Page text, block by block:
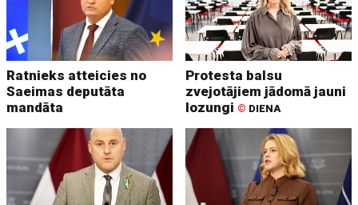
Ratnieks atteicies no
Saeimas deputāta
mandāta
Protesta balsu
zvejotājiem jādomā jauni
lozungi © DIENA